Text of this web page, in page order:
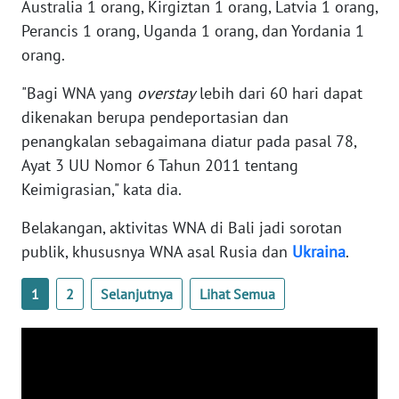
Australia 1 orang, Kirgiztan 1 orang, Latvia 1 orang,
Perancis 1 orang, Uganda 1 orang, dan Yordania 1
orang.
"Bagi WNA yang overstaylebih dari 60 hari dapat
dikenakan berupa pendeportasian dan
penangkalan sebagaimana diatur pada pasal 78,
Ayat 3 UU Nomor 6 Tahun 2011 tentang
Keimigrasian," kata dia.
Belakangan, aktivitas WNA di Bali jadi sorotan
publik, khususnya WNA asal Rusia dan Ukraina.
1 2 Selanjutnya Lihat Semua
WN
SERAMBI
WN
WN
SULTRA
WN
WN
SULTENG